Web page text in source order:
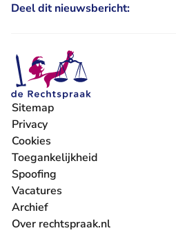
Deel dit nieuwsbericht:
Sitemap
Privacy
Cookies
Toegankelijkheid
Spoofing
Vacatures
- U verlaat Rechtspraak.nl
Archief
Over rechtspraak.nl